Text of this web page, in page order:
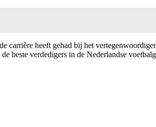
carrière heeft gehad bij het
beste verdedigers in de Nederlandse